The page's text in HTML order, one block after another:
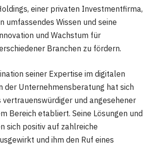
einer privaten Investmentfirma,
umfassendes Wissen und seine
und Wachstum für
Branchen zu fördern.
seiner Expertise im digitalen
der Unternehmensberatung hat sich
vertrauenswürdiger und angesehener
Bereich etabliert. Seine Lösungen und
sich positiv auf zahlreiche
und ihm den Ruf eines